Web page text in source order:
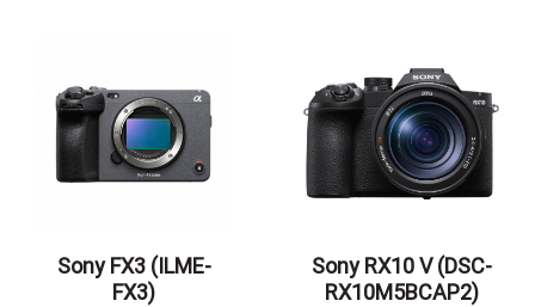
Sony FX3 (ILME-
FX3)
Sony RX10 V (DSC-
RX10M5BCAP2)